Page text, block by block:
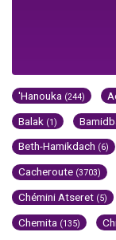
'Hanouka (244)
Balak (1)
Beth-Hamikdach (6)
Cacheroute (3703)
Chémini Atseret (5)
Chemita (135)